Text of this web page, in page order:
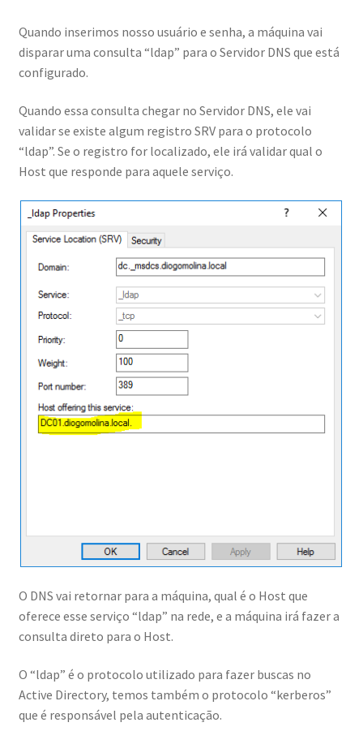
E-Book Segurança Active Directory
Extra
Especialistas DNS Server
Formação Administrando Microsoft Azure
Gravação Aula Como Funciona Replicação do Active
Directory v2
Gravação Aula Como Gerenciar Ambientes Com GPO´s do
Active Directory
Gravação Aula Desenhando e Implementando o Active
Directory
Gravação Aula DFS
Imersão Base Line Segurança Active Directory
Mentoria Consultor 2.0
Mentoria IG Turbo
Quando inserimos nosso usuário e senha, a máquina vai
disparar uma consulta “ldap” para o Servidor DNS que está
configurado.
Quando essa consulta chegar no Servidor DNS, ele vai
validar se existe algum registro SRV para o protocolo
“ldap”. Se o registro for localizado, ele irá validar qual o
Host que responde para aquele serviço.
O DNS vai retornar para a máquina, qual é o Host que
oferece esse serviço “ldap” na rede, e a máquina irá fazer a
consulta direto para o Host.
O “ldap” é o protocolo utilizado para fazer buscas no
Active Directory, temos também o protocolo “kerberos”
que é responsável pela autenticação.